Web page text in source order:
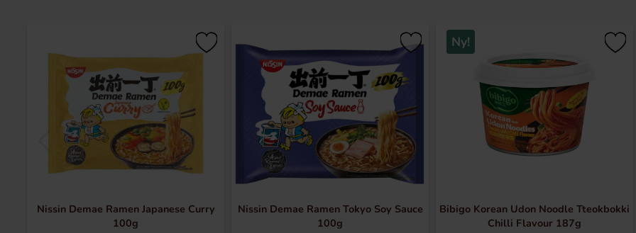
Nissin Demae Ramen Japanese Curry
100g
Nissin Demae Ramen Tokyo Soy Sauce
100g
Ny!
Bibigo Korean Udon Noodle Tteokbokki
Chilli Flavour 187g